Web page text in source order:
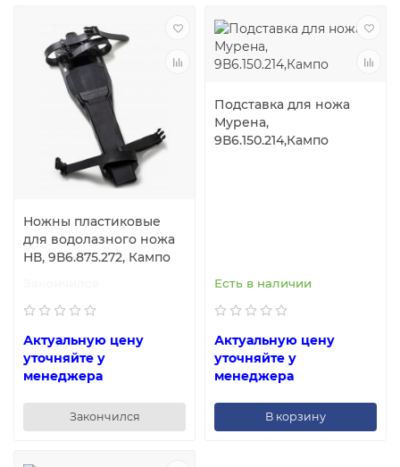
Ножны пластиковые
для водолазного ножа
НВ, 9В6.875.272, Кампо
Актуальную цену
уточняйте у
менеджера
Закончился
Подставка для ножа
Мурена,
9В6.150.214,Кампо
Есть в наличии
Актуальную цену
уточняйте у
менеджера
В корзину